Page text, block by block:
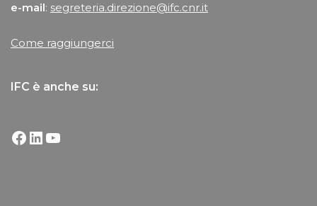
e-mail: segreteria.direzione@ifc.cnr.it
Come raggiungerci
IFC è anche su: